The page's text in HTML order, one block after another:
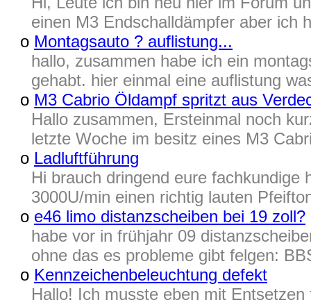
einen M3 Endschalldämpfer aber ich
o Montagsauto ? auflistung...
hallo, zusammen habe ich ein
gehabt. hier einmal eine auflistung
o M3 Cabrio Öldampf spritzt aus
Hallo zusammen, Ersteinmal noch
letzte Woche im besitz eines M3
o Ladluftführung
Hi brauch dringend eure
3000U/min einen richtig lauten
o e46 limo distanzscheiben bei 19 zoll?
habe vor in frühjahr 09
ohne das es probleme gibt felgen:
o Kennzeichenbeleuchtung defekt
Hallo! Ich musste eben mit